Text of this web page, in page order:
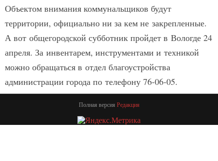
Объектом внимания коммунальщиков будут
территории, официально ни за кем не закрепленные.
А вот общегородской субботник пройдет в Вологде 24
апреля. За инвентарем, инструментами и техникой
можно обращаться в отдел благоустройства
администрации города по телефону 76-06-05.
Полная версия Редакция